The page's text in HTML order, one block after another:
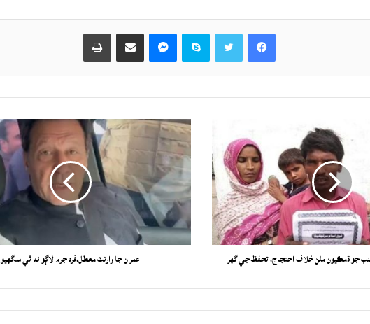
Facebook
Skype حصيداري ڪريو اي ميل ذريعي
جو ڌمڪيون ملڻ خلاف احتجاج، تحفظ جي گهر عمران جا وارنٽ معطل،فرد جرم لاڳو نه ٿي سگهيو